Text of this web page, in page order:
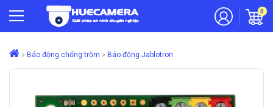
0
» Báo động chống trộm » Báo động Jablotron